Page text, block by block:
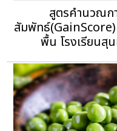
สูตรคำนวณก
สัมพัทธ์
พื้น โรงเรียนสุ